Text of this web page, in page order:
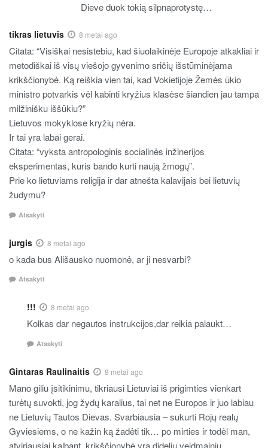
Dieve duok tokią silpnaprotystę…
tikras lietuvis 8 metai ago
Citata: “Visiškai nesistebiu, kad šiuolaikinėje Europoje atkakliai ir
metodiškai iš visų viešojo gyvenimo sričių išstūminėjama
krikščionybė. Ką reiškia vien tai, kad Vokietijoje Žemės ūkio
ministro potvarkis vėl kabinti kryžius klasėse šiandien jau tampa
milžinišku iššūkiu?”
Lietuvos mokyklose kryžių nėra.
Ir tai yra labai gerai.
Citata: “vyksta antropologinis socialinės inžinerijos
eksperimentas, kuris bando kurti naują žmogų”.
Prie ko lietuviams religija ir dar atnešta kalavijais bei lietuvių
žudymu?
Atsakyti
jurgis 8 metai ago
o kada bus Ališausko nuomonė, ar ji nesvarbi?
Atsakyti
!!! 8 metai ago
Kolkas dar negautos instrukcijos,dar reikia palaukt…
Atsakyti
Gintaras Raulinaitis 8 metai ago
Mano giliu įsitikinimu, tikriausi Lietuviai iš prigimties vienkart
turėtų suvokti, jog žydų karalius, tai net ne Europos ir juo labiau
ne Lietuvių Tautos Dievas. Svarbiausia – sukurti Rojų realų
Gyviesiems, o ne kažin ką žadėti tik… po mirties ir todėl man,
atviriausiai kalbant, krikščionybė yra didelių veidmainių,